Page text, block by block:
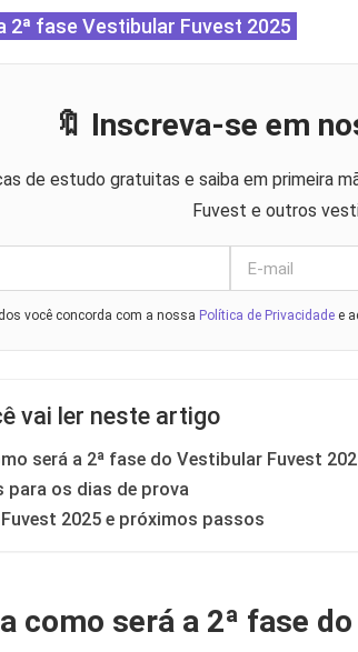
2ª fase Vestibular Fuvest 2025
🔖 Inscreva-se em
de estudo gratuitas e saiba em primeira
Fuvest e outros
você concorda com a nossa Política de Privacidade e
vai ler neste artigo
será a 2ª fase do Vestibular Fuvest
para os dias de prova
2025 e próximos passos
como será a 2ª fase